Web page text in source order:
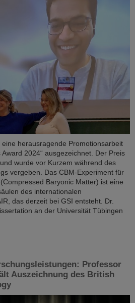
herausragende Promotionsarbeit
2024“ ausgezeichnet. Der Preis
wurde vor Kurzem während des
vergeben. Das CBM-Experiment für
Baryonic Matter) ist eine
des internationalen
das derzeit bei GSI entsteht. Dr.
an der Universität Tübingen
Professor
Auszeichnung des British